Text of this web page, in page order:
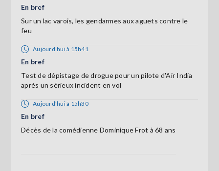
En bref
Sur un lac varois, les gendarmes aux aguets contre le
feu
Aujourd’hui à 15h41
En bref
Test de dépistage de drogue pour un pilote d'Air India
après un sérieux incident en vol
Aujourd’hui à 15h30
En bref
Décès de la comédienne Dominique Frot à 68 ans